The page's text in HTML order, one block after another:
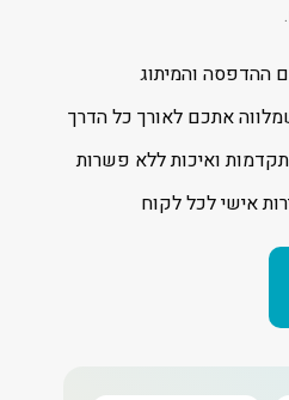
ההדפסה והמיתוג
אתכם לאורך כל הדרך
ואיכות ללא פשרות
אישי לכל לקוח